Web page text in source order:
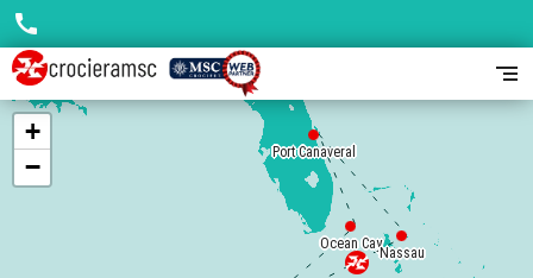
Port Canaveral
Nassau
Ocean Cay
+
−
call
segment